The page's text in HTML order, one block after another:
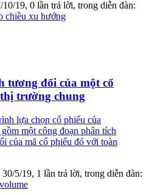
10/19, 0 lần trả lời, trong diễn đàn:
chiều xu hướng
tương đối của một cổ
trường chung
lựa chọn cổ phiếu của
một công đoạn phân tích
của mã cổ phiếu đó với toàn
30/5/19, 1 lần trả lời, trong diễn đàn: